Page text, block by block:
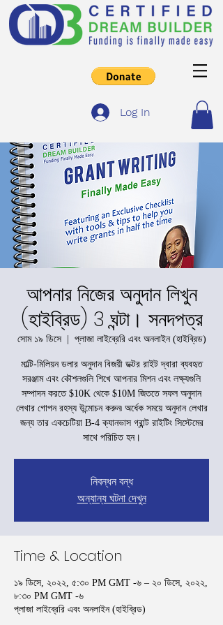
Log In
আপনার নিজের অনুদান লিখুন
(হাইব্রিড) 3 ঘন্টা। সনদপত্র
সোম ১৯ ডিসে
  |
প্লাজা লাইব্রেরি এবং অনলাইন (হাইব্রিড)
মাল্টি-মিলিয়ন ডলার অনুদান বিজয়ী ডক্টর রাইট দ্বারা ব্যবহৃত
সরঞ্জাম এবং কৌশলগুলি শিখে আপনার মিশন এবং লক্ষ্যগুলি
সম্পাদন করতে $10K থেকে $10M জিততে সফল অনুদান
লেখার গোপন রহস্য উন্মোচন করুন৷ অর্ধেক সময়ে অনুদান লেখার
জন্য তার একচেটিয়া B-4 ক্যানভাস গ্রান্ট রাইটিং সিস্টেমের
সাথে পরিচিত হন।
নিবন্ধন বন্ধ
অন্যান্য ঘটনা দেখুন
Time & Location
১৯ ডিসে, ২০২২, ৫:৩০ PM GMT -৬ – ২০ ডিসে, ২০২২,
৮:৩০ PM GMT -৬
প্লাজা লাইব্রেরি এবং অনলাইন (হাইব্রিড)